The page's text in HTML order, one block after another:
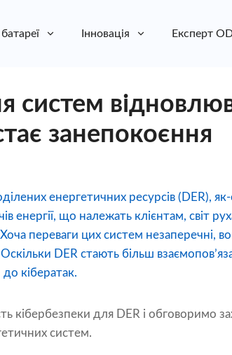
Інновація Експерт
систем
занепокоєння
енергетичних ресурсів (DER),
енергії, що належать клієнтам, світ
переваги цих систем незаперечні,
DER стають більш
кібератак.
кібербезпеки для DER і обговоримо
систем.